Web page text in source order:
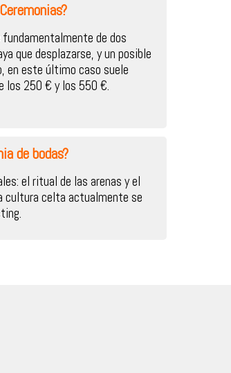
fundamentalmente de dos
que desplazarse, y un posible
en este último caso suele
los 250 € y los 550 €.
de bodas?
el ritual de las arenas y el
cultura celta actualmente se